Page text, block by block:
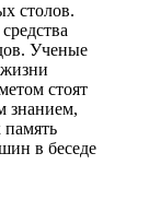
столов.
Ученые
стоят
знанием,
в беседе